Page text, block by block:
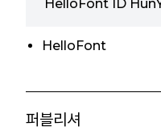
HelloFont ID
HelloFont
퍼블리셔